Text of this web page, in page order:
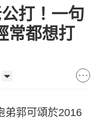
打！一句
常都想打
弟郭可頌於2016